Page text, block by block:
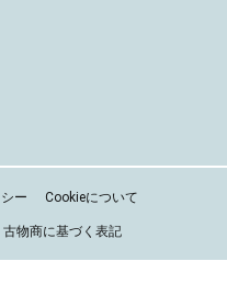
ー Cookieについて
古物商に基づく表記